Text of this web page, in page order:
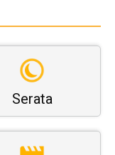
Serata